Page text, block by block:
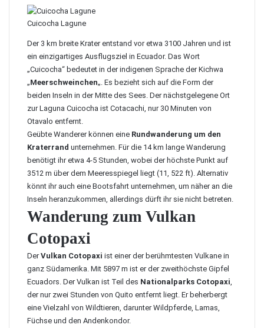
Cuicocha Lagune
Der 3 km breite Krater entstand vor etwa 3100 Jahren und ist
ein einzigartiges Ausflugsziel in Ecuador. Das Wort
„Cuicocha“ bedeutet in der indigenen Sprache der Kichwa
„Meerschweinchen„. Es bezieht sich auf die Form der
beiden Inseln in der Mitte des Sees. Der nächstgelegene Ort
zur Laguna Cuicocha ist Cotacachi, nur 30 Minuten von
Otavalo entfernt.
Geübte Wanderer können eine Rundwanderung um den
Kraterrand unternehmen. Für die 14 km lange Wanderung
benötigt ihr etwa 4-5 Stunden, wobei der höchste Punkt auf
3512 m über dem Meeresspiegel liegt (11, 522 ft). Alternativ
könnt ihr auch eine Bootsfahrt unternehmen, um näher an die
Inseln heranzukommen, allerdings dürft ihr sie nicht betreten.
Wanderung zum Vulkan
Cotopaxi
DerVulkan Cotopaxi ist einer der berühmtesten Vulkane in
ganz Südamerika. Mit 5897 m ist er der zweithöchste Gipfel
Ecuadors. Der Vulkan ist Teil des Nationalparks Cotopaxi,
der nur zwei Stunden von Quito entfernt liegt. Er beherbergt
eine Vielzahl von Wildtieren, darunter Wildpferde, Lamas,
Füchse und den Andenkondor.